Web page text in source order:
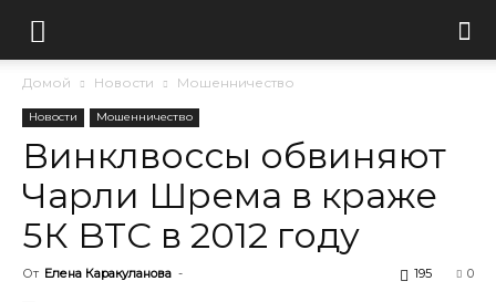
Домой Новости Мошенничество
Новости Мошенничество
Винклвоссы обвиняют
Чарли Шрема в краже
5К BTC в 2012 году
От Елена Каракуланова - 0
195